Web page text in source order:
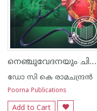
നെഞ്ചുവേദനയും ചികിത്സാക്രമവും
ഡോ സി കെ രാമചന്ദ്ര‌ന്‍
Poorna Publications
Add to Cart